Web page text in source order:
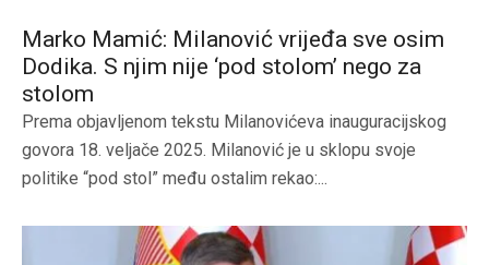
Marko Mamić: Milanović vrijeđa sve osim
Dodika. S njim nije ‘pod stolom’ nego za
stolom
Prema objavljenom tekstu Milanovićeva inauguracijskog
govora 18. veljače 2025. Milanović je u sklopu svoje
politike “pod stol” među ostalim rekao:...